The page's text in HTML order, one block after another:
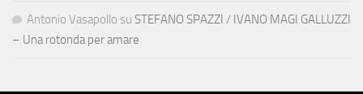
Antonio Vasapollo su STEFANO SPAZZI / IVANO MAGI GALLUZZI
– Una rotonda per amare